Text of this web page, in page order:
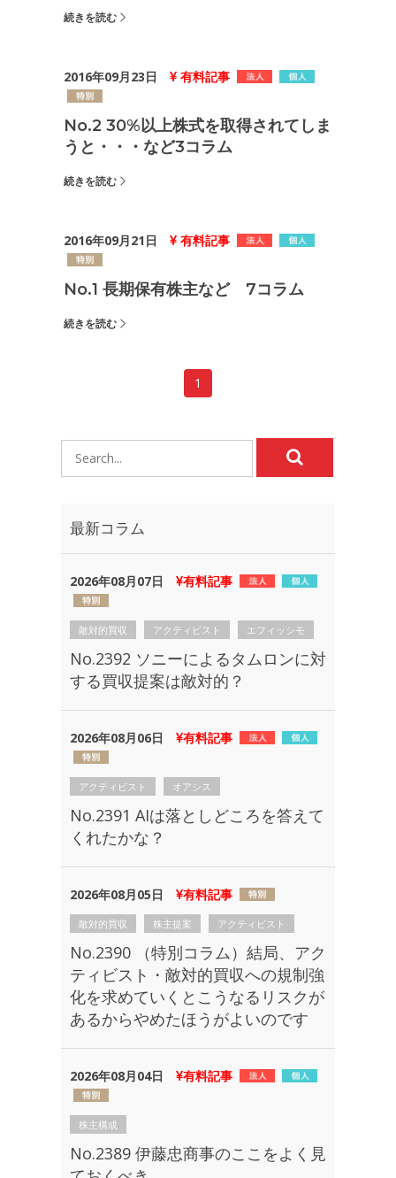
続きを読む
2016年09月23日 有料記事
No.2 30%以上株式を取得されてしま
うと・・・など3コラム
続きを読む
2016年09月21日 有料記事
No.1 長期保有株主など 7コラム
続きを読む
1
最新コラム
2026年08月07日 有料記事
敵対的買収 アクティビスト エフィッシモ
No.2392 ソニーによるタムロンに対
する買収提案は敵対的？
2026年08月06日 有料記事
アクティビスト オアシス
No.2391 AIは落としどころを答えて
くれたかな？
2026年08月05日 有料記事
敵対的買収 株主提案 アクティビスト
No.2390 （特別コラム）結局、アク
ティビスト・敵対的買収への規制強
化を求めていくとこうなるリスクが
あるからやめたほうがよいのです
2026年08月04日 有料記事
株主構成
No.2389 伊藤忠商事のここをよく見